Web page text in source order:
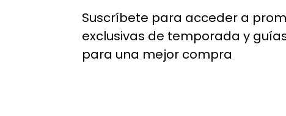
Suscríbete para acceder a
exclusivas de temporada y
para una mejor compra